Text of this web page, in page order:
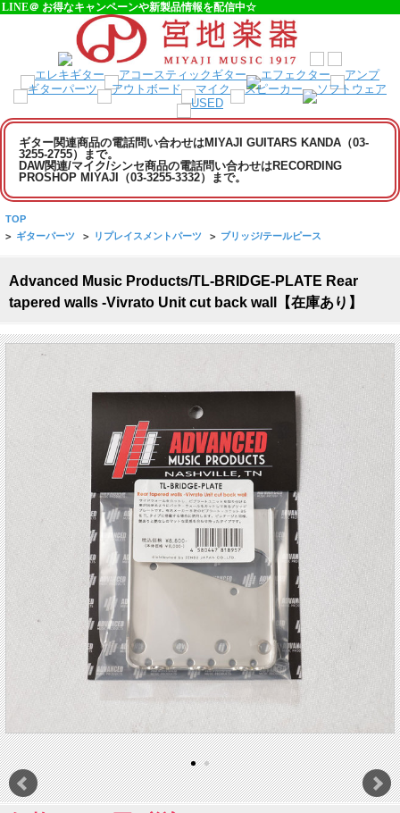
LINE＠ お得なキャンペーンや新製品情報を配信中☆
ギター関連商品の電話問い合わせはMIYAJI GUITARS KANDA（03-
3255-2755）まで。
DAW関連/マイク/シンセ商品の電話問い合わせはRECORDING
PROSHOP MIYAJI（03-3255-3332）まで。
TOP
> ギターパーツ > リプレイスメントパーツ > ブリッジ/テールピース
Advanced Music Products/TL-BRIDGE-PLATE Rear
tapered walls -Vivrato Unit cut back wall【在庫あり】